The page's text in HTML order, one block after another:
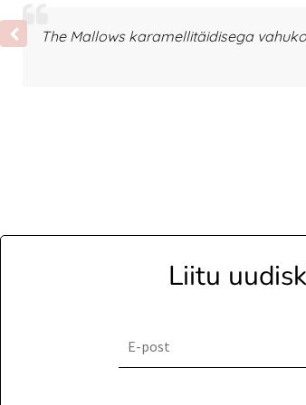
The Mallows karamellitäidisega
Liitu